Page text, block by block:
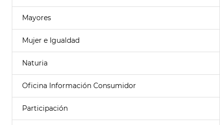
Mayores
Mujer e Igualdad
Naturia
Oficina Información Consumidor
Participación